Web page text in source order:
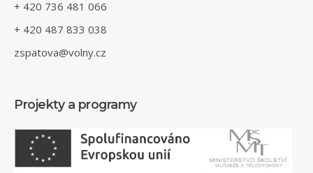
+ 420 736 481 066
+ 420 487 833 038
zspatova@volny.cz
Projekty a programy